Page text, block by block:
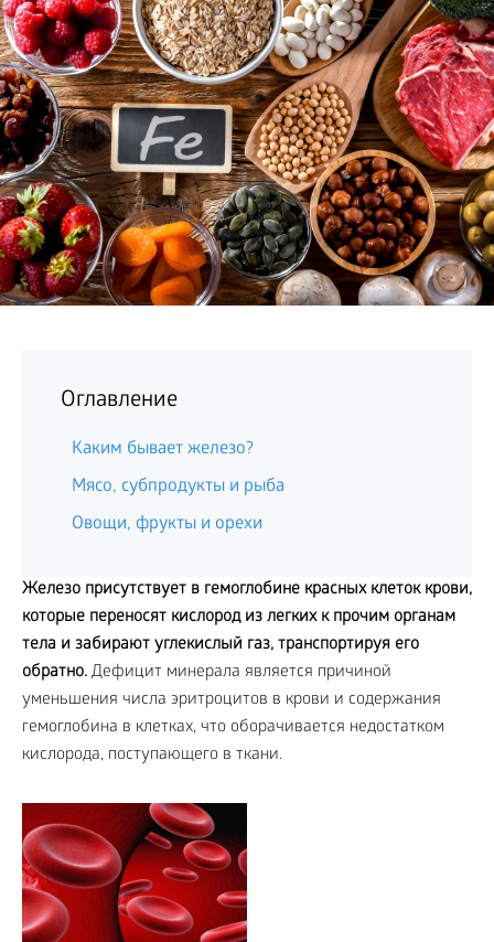
Оглавление
Каким бывает железо?
Мясо, субпродукты и рыба
Овощи, фрукты и орехи
Железо присутствует в гемоглобине красных клеток крови,
которые переносят кислород из легких к прочим органам
тела и забирают углекислый газ, транспортируя его
обратно. Дефицит минерала является причиной
уменьшения числа эритроцитов в крови и содержания
гемоглобина в клетках, что оборачивается недостатком
кислорода, поступающего в ткани.